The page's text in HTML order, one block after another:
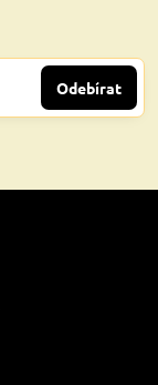
Odebírat